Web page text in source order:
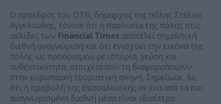
Ο πρόεδρος του ΟΤΘ, δήμαρχος της πόλης Στέλιος
Αγγελούδης, τόνισε ότι η παρουσία της πόλης στις
σελίδες των Financial Times αποτελεί σημαντική
διεθνή αναγνώριση και ότι ενισχύει την εικόνα της
πόλης ως προορισμού με ιστορία, γεύση και
αυθεντικότητα, στοιχεία που τη διαφοροποιούν
στην ευρωπαϊκή τουριστική σκηνή. Σημείωσε, δε,
ότι η προβολή της Θεσσαλονίκης σε ένα από τα πιο
αναγνωρισμένα διεθνή μέσα είναι ιδιαίτερα